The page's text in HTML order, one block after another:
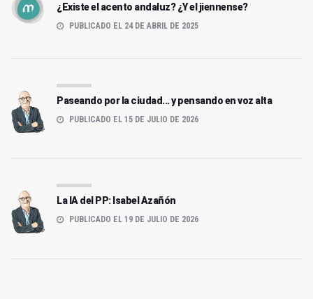
¿Existe el acento andaluz? ¿Y el jiennense?
PUBLICADO EL 24 DE ABRIL DE 2025
Paseando por la ciudad... y pensando en voz alta
PUBLICADO EL 15 DE JULIO DE 2026
La IA del PP: Isabel Azañón
PUBLICADO EL 19 DE JULIO DE 2026